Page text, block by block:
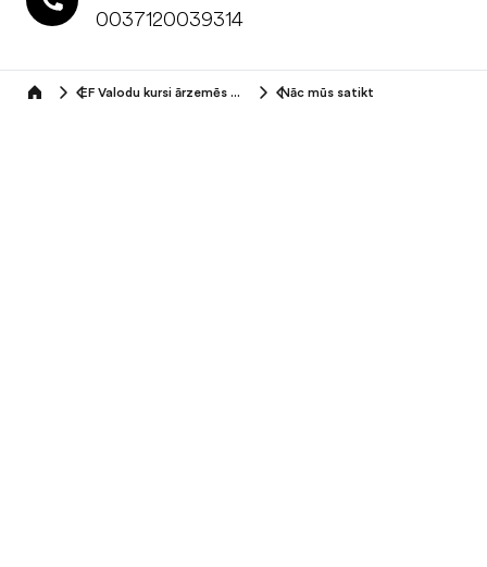
Cenu piedāvājums
0037120039314
Home EF Valodu kursi ārzemēs (+16 gadi) Nāc mūs satikt